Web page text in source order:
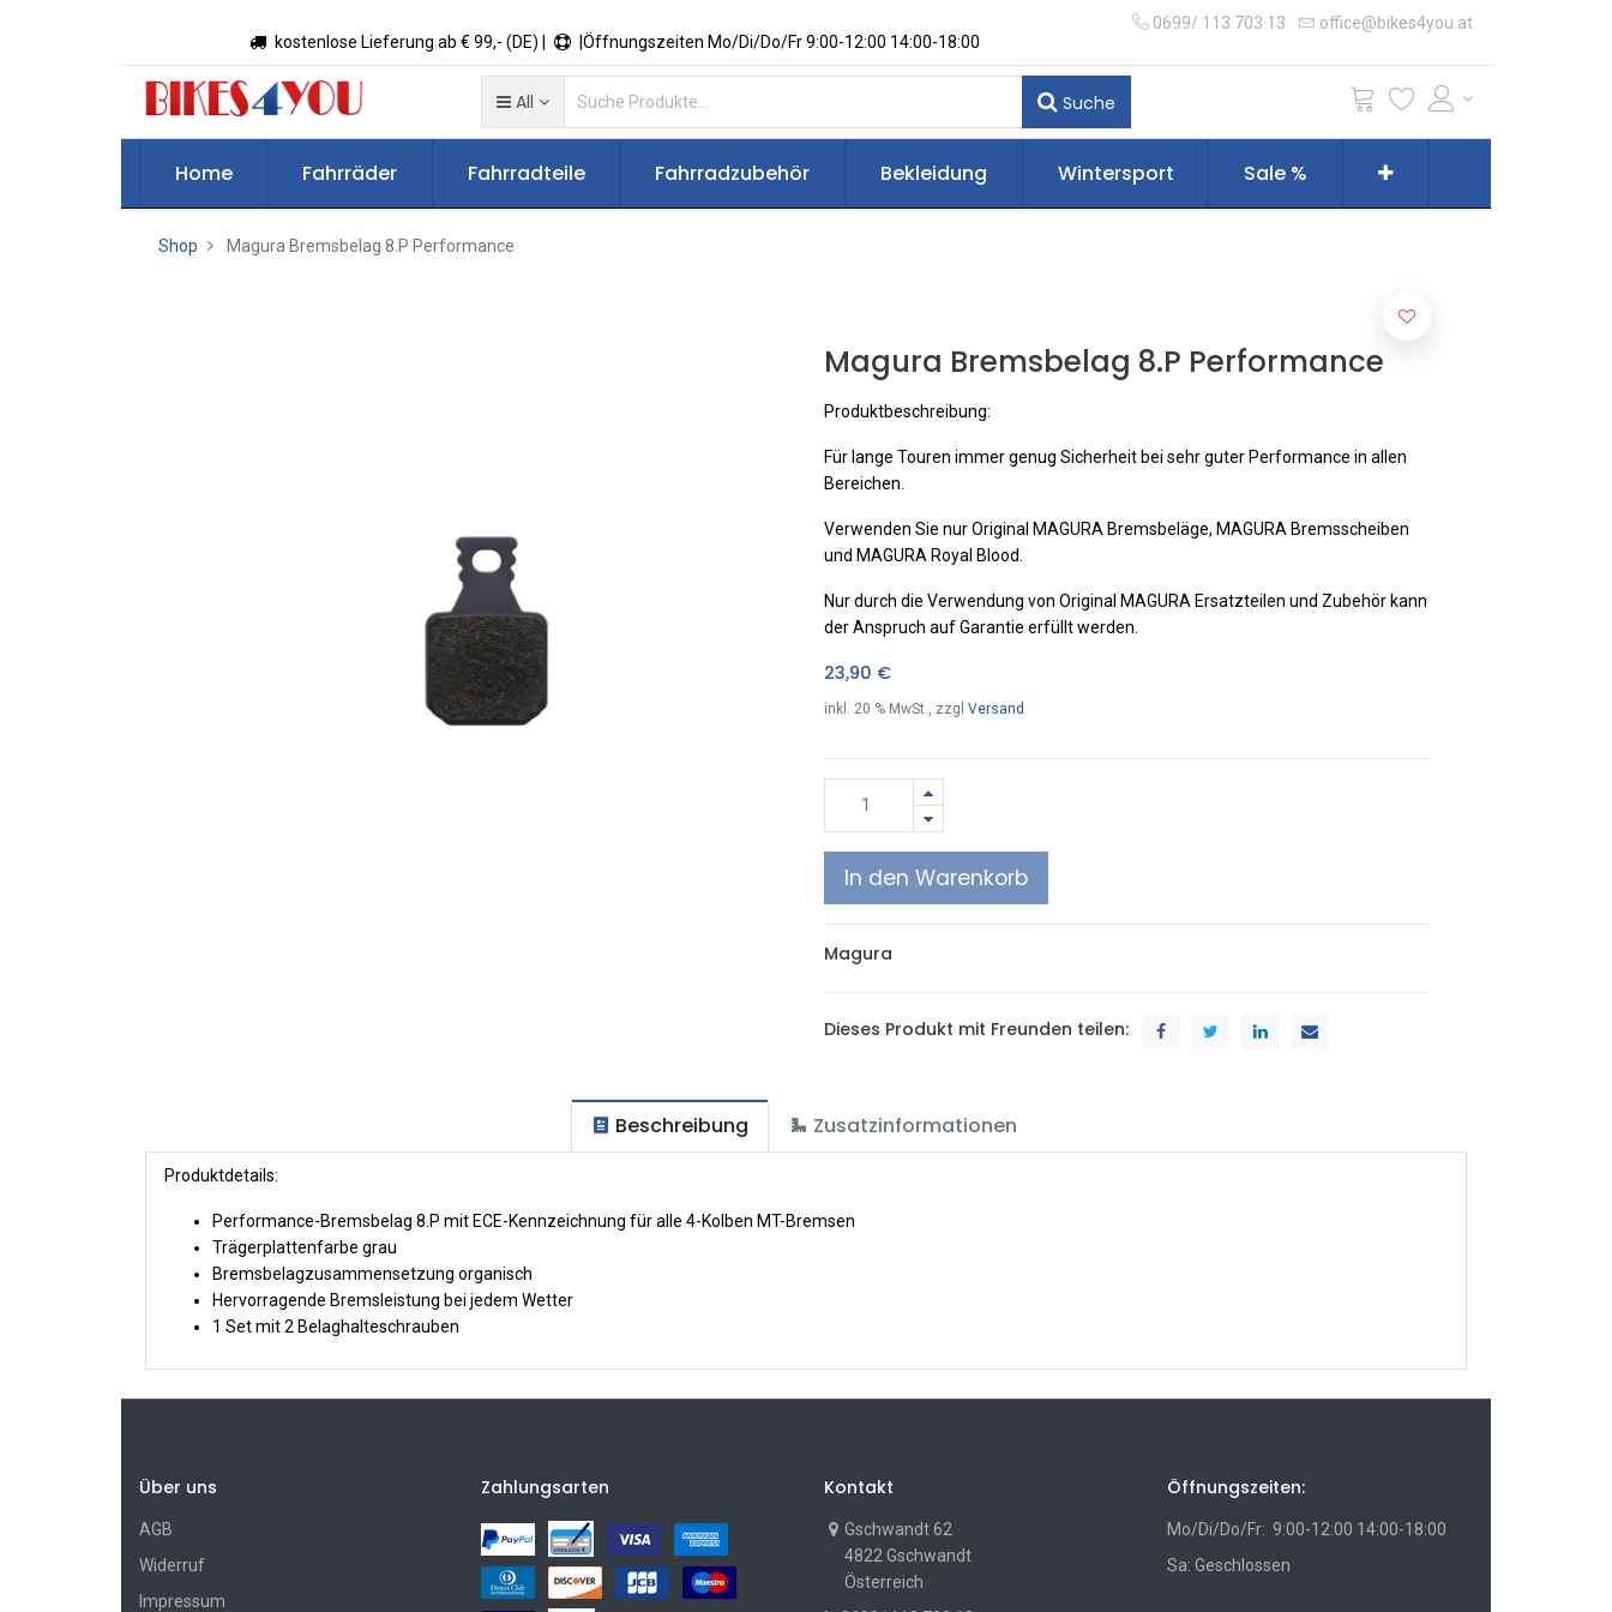
kostenlose Lieferung ab € 99,- (DE) | |Öffnungszeiten Mo/Di/Do/Fr 9:00-12:00 14:00-18:00
0699/ 113 703 13 office@bikes4you.at
All Suche
Home Fahrräder Fahrradteile Fahrradzubehör Bekleidung Wintersport Sale %
Shop Magura Bremsbelag 8.P Performance
Magura Bremsbelag 8.P Performance
Produktbeschreibung:
Für lange Touren immer genug Sicherheit bei sehr guter Performance in allen
Bereichen.
Verwenden Sie nur Original MAGURA Bremsbeläge, MAGURA Bremsscheiben
und MAGURA Royal Blood.
Nur durch die Verwendung von Original MAGURA Ersatzteilen und Zubehör kann
der Anspruch auf Garantie erfüllt werden.
23,90 €
inkl. 20 % MwSt., zzgl Versand
In den Warenkorb
Magura
Dieses Produkt mit Freunden teilen:
Beschreibung Zusatzinformationen
Produktdetails:
Performance-Bremsbelag 8.P mit ECE-Kennzeichnung für alle 4-Kolben MT-Bremsen
Trägerplattenfarbe grau
Bremsbelagzusammensetzung organisch
Hervorragende Bremsleistung bei jedem Wetter
1 Set mit 2 Belaghalteschrauben
Über uns
AGB
Widerruf
Impressum
Zahlungsarten Kontakt
Gschwandt 62
4822 Gschwandt
Österreich
Öffnungszeiten:
Mo/Di/Do/Fr: 9:00-12:00 14:00-18:00
Sa: Geschlossen